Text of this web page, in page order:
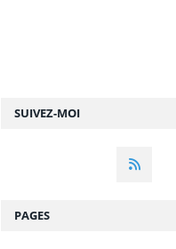
SUIVEZ-MOI
PAGES